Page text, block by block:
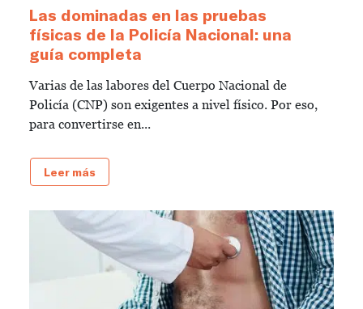
Las dominadas en las pruebas
físicas de la Policía Nacional: una
guía completa
Varias de las labores del Cuerpo Nacional de
Policía (CNP) son exigentes a nivel físico. Por eso,
para convertirse en...
Leer más